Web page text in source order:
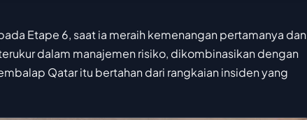
Etape 6, saat ia meraih kemenangan pertamanya dan
dalam manajemen risiko, dikombinasikan dengan
Qatar itu bertahan dari rangkaian insiden yang